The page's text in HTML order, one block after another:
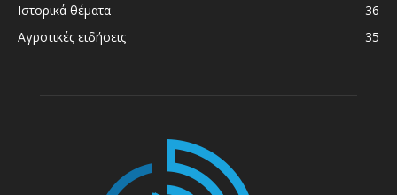
Ιστορικά θέματα
36
Αγροτικές ειδήσεις
35